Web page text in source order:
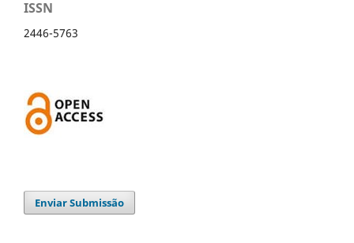
ISSN
2446-5763
Enviar Submissão